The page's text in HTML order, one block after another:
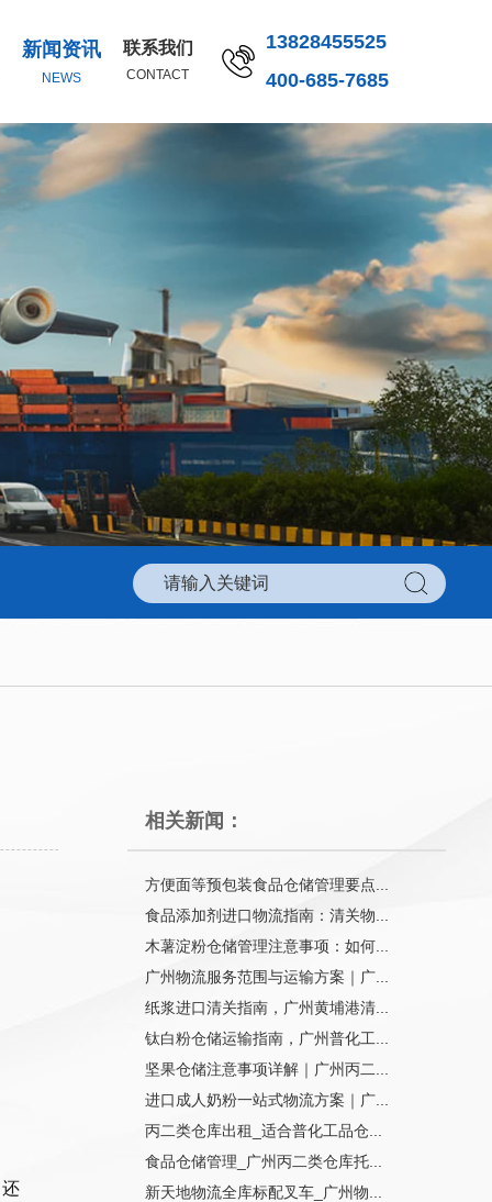
新闻资讯
NEWS
联系我们
CONTACT
13828455525
400-685-7685
相关新闻：
方便面等预包装食品仓储管理要点...
食品添加剂进口物流指南：清关物...
木薯淀粉仓储管理注意事项：如何...
广州物流服务范围与运输方案｜广...
纸浆进口清关指南，广州黄埔港清...
钛白粉仓储运输指南，广州普化工...
坚果仓储注意事项详解｜广州丙二...
进口成人奶粉一站式物流方案｜广...
丙二类仓库出租_适合普化工品仓...
食品仓储管理_广州丙二类仓库托...
新天地物流全库标配叉车_广州物...